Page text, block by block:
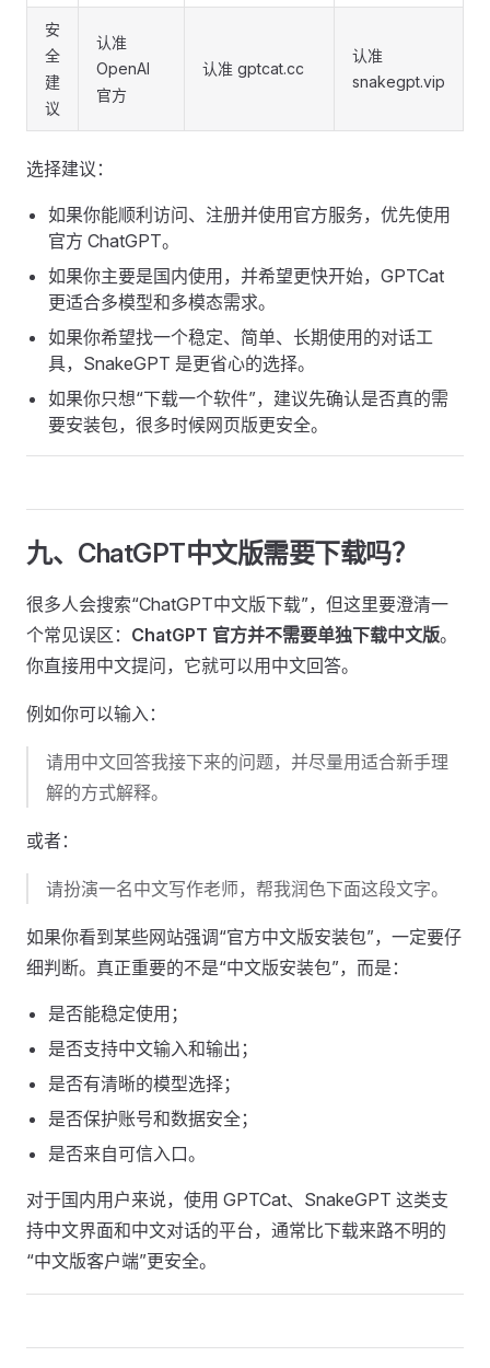
安
全
建
议
认准
OpenAI
官方
认准 gptcat.cc
认准
snakegpt.vip
选择建议：
如果你能顺利访问、注册并使用官方服务，优先使用
官方 ChatGPT。
如果你主要是国内使用，并希望更快开始，GPTCat
更适合多模型和多模态需求。
如果你希望找一个稳定、简单、长期使用的对话工
具，SnakeGPT 是更省心的选择。
如果你只想“下载一个软件”，建议先确认是否真的需
要安装包，很多时候网页版更安全。
九、ChatGPT中文版需要下载吗？
很多人会搜索“ChatGPT中文版下载”，但这里要澄清一
个常见误区： ChatGPT 官方并不需要单独下载中文版。
你直接用中文提问，它就可以用中文回答。
例如你可以输入：
请用中文回答我接下来的问题，并尽量用适合新手理
解的方式解释。
或者：
请扮演一名中文写作老师，帮我润色下面这段文字。
如果你看到某些网站强调“官方中文版安装包”，一定要仔
细判断。真正重要的不是“中文版安装包”，而是：
是否能稳定使用；
是否支持中文输入和输出；
是否有清晰的模型选择；
是否保护账号和数据安全；
是否来自可信入口。
对于国内用户来说，使用 GPTCat、SnakeGPT 这类支
持中文界面和中文对话的平台，通常比下载来路不明的
“中文版客户端”更安全。